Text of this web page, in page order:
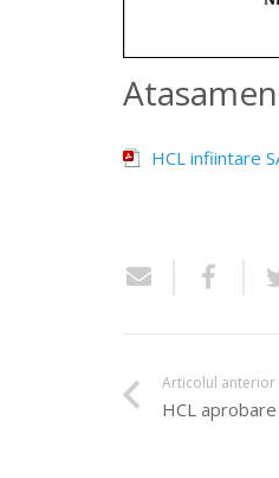
HCL infiintare
Articolul anterior
HCL aprobare